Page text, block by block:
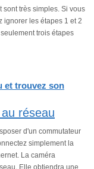
sont très simples. Si vous
ignorer les étapes 1 et 2
trois étapes
et trouvez son
réseau
d'un commutateur
simplement la
La caméra
Elle obtiendra une